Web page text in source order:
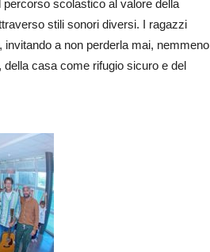
percorso scolastico al valore della
stili sonori diversi. I ragazzi
a non perderla mai, nemmeno
casa come rifugio sicuro e del